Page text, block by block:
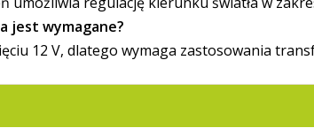
jest wymagane?
12 V, dlatego wymaga zastosowania